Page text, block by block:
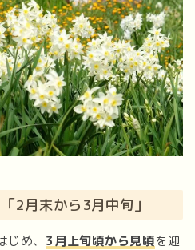
2月末から3月中旬」
め、 3月上旬頃から見頃を迎